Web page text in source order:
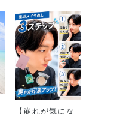
【崩れが気にな